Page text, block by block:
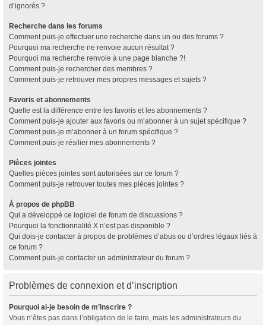
d’ignorés ?
Recherche dans les forums
Comment puis-je effectuer une recherche dans un ou des forums ?
Pourquoi ma recherche ne renvoie aucun résultat ?
Pourquoi ma recherche renvoie à une page blanche ?!
Comment puis-je rechercher des membres ?
Comment puis-je retrouver mes propres messages et sujets ?
Favoris et abonnements
Quelle est la différence entre les favoris et les abonnements ?
Comment puis-je ajouter aux favoris ou m’abonner à un sujet spécifique ?
Comment puis-je m’abonner à un forum spécifique ?
Comment puis-je résilier mes abonnements ?
Pièces jointes
Quelles pièces jointes sont autorisées sur ce forum ?
Comment puis-je retrouver toutes mes pièces jointes ?
À propos de phpBB
Qui a développé ce logiciel de forum de discussions ?
Pourquoi la fonctionnalité X n’est pas disponible ?
Qui dois-je contacter à propos de problèmes d’abus ou d’ordres légaux liés à
ce forum ?
Comment puis-je contacter un administrateur du forum ?
Problèmes de connexion et d’inscription
Pourquoi ai-je besoin de m’inscrire ?
Vous n’êtes pas dans l’obligation de le faire, mais les administrateurs du